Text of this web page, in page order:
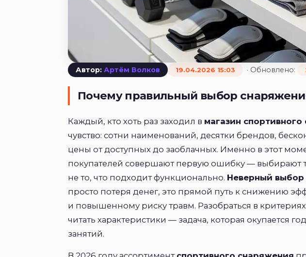
Автор: Артём Волков 19.04.2026 15:03 · Обновлено:
Почему правильный выбор
Каждый, кто хоть раз заходил в магазин
чувство: сотни наименований, десятки брендов,
цены от доступных до заоблачных. Именно в этот
покупателей совершают первую ошибку — выбирают
не то, что подходит функционально. Неверный выбор
просто потеря денег, это прямой путь к снижению
и повышенному риску травм. Разобраться в
читать характеристики — задача, которая окупается
занятий.